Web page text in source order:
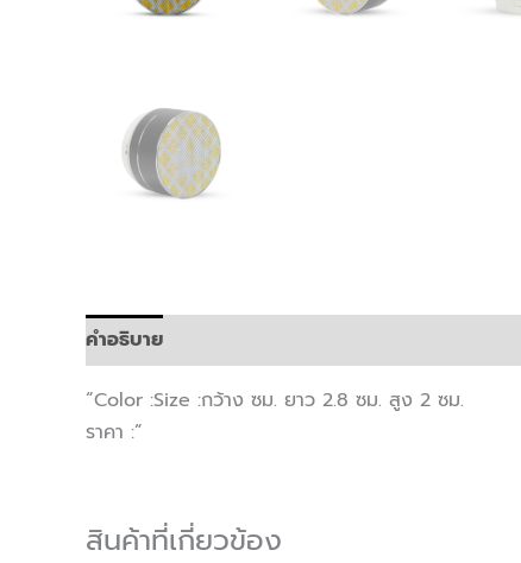
คำอธิบาย
“Color :Size :กว้าง ซม. ยาว 2.8 ซม. สูง 2 ซม.
ราคา :”
สินค้าที่เกี่ยวข้อง